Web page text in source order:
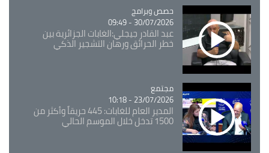
Catégorie
حصص وبرامج
30/07/2026 - 09:49
عبد القادر جيجلي:الغابات الجزائرية بين
خطر الحرائق ورهان التشجير الذكي
Catégorie
مجتمع
23/07/2026 - 10:18
المدير العام للغابات: 445 حريقاً وأكثر من
1500 تدخل خلال الموسم الحالي